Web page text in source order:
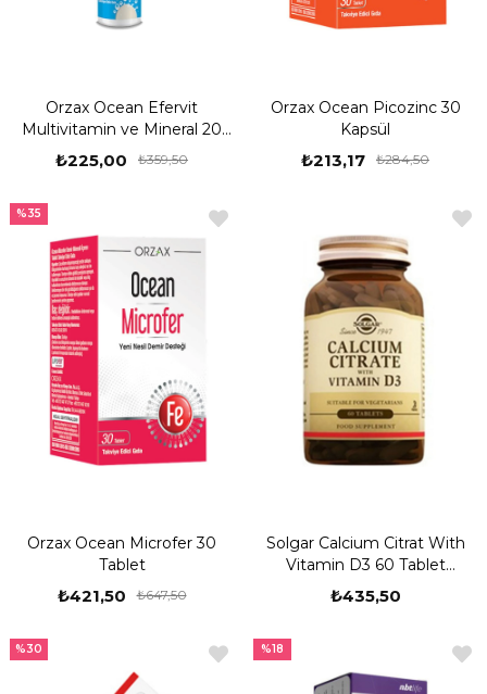
Orzax Ocean Efervit
Multivitamin ve Mineral 20
Tablet
₺225,00 ₺359,50
Orzax Ocean Picozinc 30
Kapsül
₺213,17 ₺284,50
Orzax Ocean Microfer 30
Tablet
₺421,50 ₺647,50
%35
Solgar Calcium Citrat With
Vitamin D3 60 Tablet
Kalsiyum Takviyesi
₺435,50
%30 %18